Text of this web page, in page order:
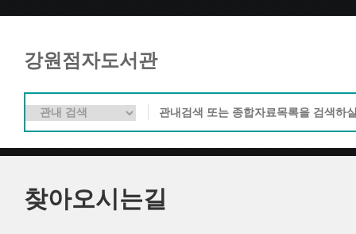
강원점자도서관
찾아오시는길